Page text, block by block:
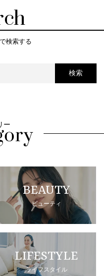
検索する
検索
ー
BEAUTY
ビューティ
LIFESTYLE
ライフスタイル